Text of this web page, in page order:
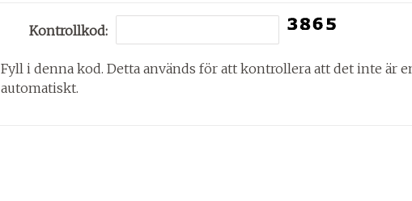
Kontrollkod:
Fyll i denna kod. Detta används för att kontrollera att det inte är
automatiskt.